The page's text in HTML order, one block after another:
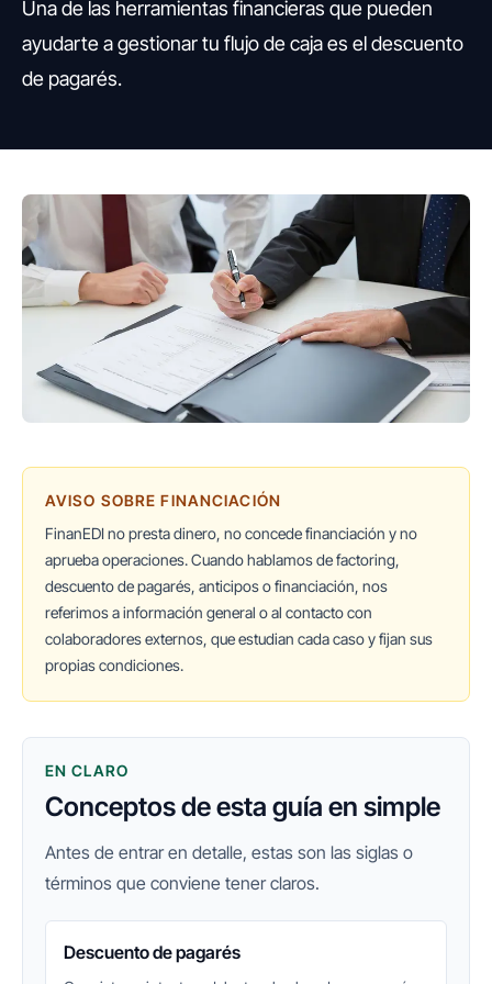
Una de las herramientas financieras que pueden
ayudarte a gestionar tu flujo de caja es el descuento
de pagarés.
AVISO SOBRE FINANCIACIÓN
FinanEDI no presta dinero, no concede financiación y no
aprueba operaciones. Cuando hablamos de factoring,
descuento de pagarés, anticipos o financiación, nos
referimos a información general o al contacto con
colaboradores externos, que estudian cada caso y fijan sus
propias condiciones.
EN CLARO
Conceptos de esta guía en simple
Antes de entrar en detalle, estas son las siglas o
términos que conviene tener claros.
Descuento de pagarés